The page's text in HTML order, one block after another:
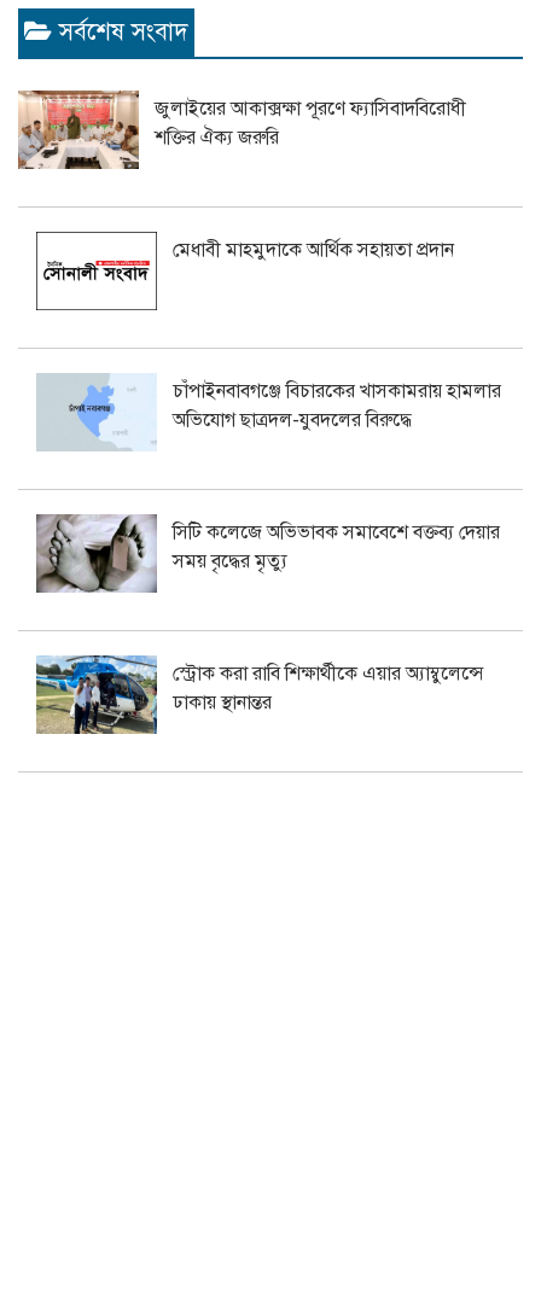
সর্বশেষ সংবাদ
জুলাইয়ের আকাক্সক্ষা পূরণে ফ্যাসিবাদবিরোধী
শক্তির ঐক্য জরুরি
মেধাবী মাহমুদাকে আর্থিক সহায়তা প্রদান
চাঁপাইনবাবগঞ্জে বিচারকের খাসকামরায় হামলার
অভিযোগ ছাত্রদল-যুবদলের বিরুদ্ধে
সিটি কলেজে অভিভাবক সমাবেশে বক্তব্য দেয়ার
সময় বৃদ্ধের মৃত্যু
স্ট্রোক করা রাবি শিক্ষার্থীকে এয়ার অ্যাম্বুলেন্সে
ঢাকায় স্থানান্তর